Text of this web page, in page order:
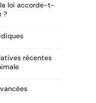
loi accorde-t-
?
récentes